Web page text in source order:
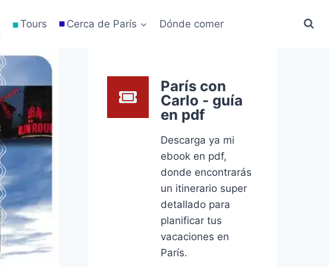
Tours Cerca de París Dónde comer
París con
Carlo - guía
en pdf
Descarga ya mi
ebook en pdf,
donde encontrarás
un itinerario super
detallado para
planificar tus
vacaciones en
París.